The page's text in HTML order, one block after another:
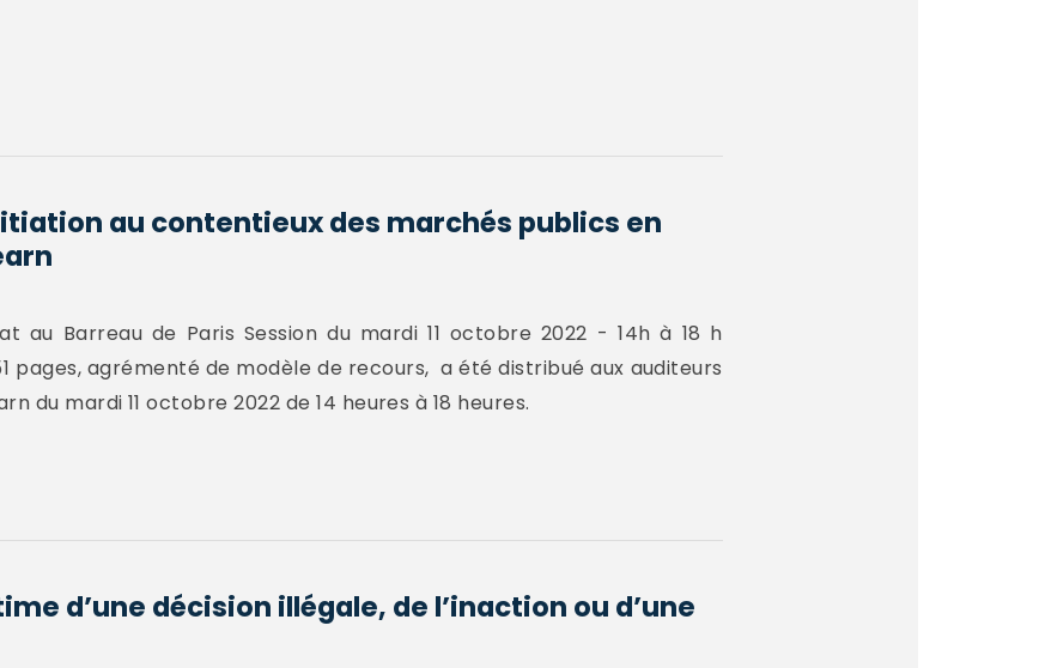
au contentieux des marchés publics en
au Barreau de Paris Session du mardi 11 octobre 2022 - 14h à 18 h
pages, agrémenté de modèle de recours, a été distribué aux auditeurs
du mardi 11 octobre 2022 de 14 heures à 18 heures.
d’une décision illégale, de l’inaction ou d’une